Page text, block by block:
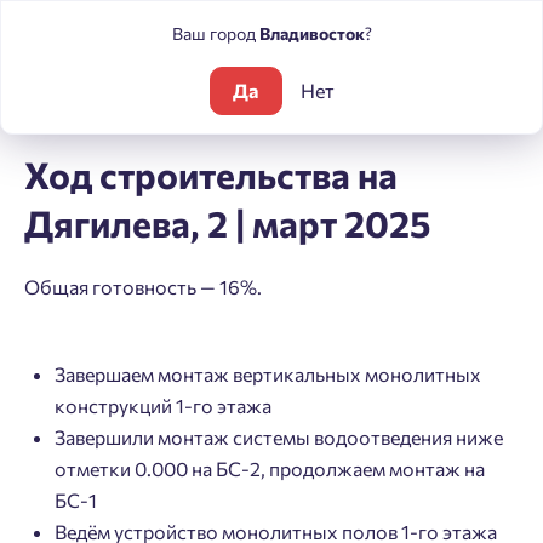
Ход строительства на Дягилева, 2 | март 2025
Ход строительства на
Дягилева, 2 | март 2025
Общая готовность — 16%.
Завершаем монтаж вертикальных монолитных
конструкций 1-го этажа
Завершили монтаж системы водоотведения ниже
отметки 0.000 на БС-2, продолжаем монтаж на
БС-1
Ведём устройство монолитных полов 1-го этажа
Ваш город Владивосток?
Да Нет